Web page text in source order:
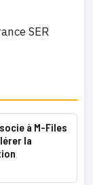
SER
à M-Files
la